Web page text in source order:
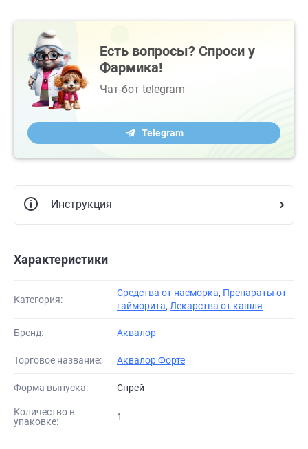
Есть вопросы? Спроси у
Фармика!
Чат-бот telegram
Telegram
Инструкция
Характеристики
Категория:
Средства от насморка, Препараты от
гайморита, Лекарства от кашля
Бренд: Аквалор
Торговое название: Аквалор Форте
Форма выпуска: Спрей
Количество в
упаковке:
1